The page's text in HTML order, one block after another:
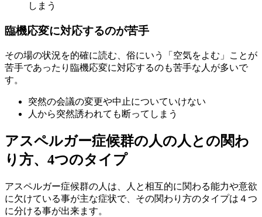
しまう
臨機応変に対応するのが苦手
その場の状況を的確に読む、俗にいう「空気をよむ」ことが
苦手であったり臨機応変に対応するのも苦手な人が多いで
す。
突然の会議の変更や中止についていけない
人から突然誘われても断ってしまう
アスペルガー症候群の人の人との関わ
り方、4つのタイプ
アスペルガー症候群の人は、人と相互的に関わる能力や意欲
に欠けている事が主な症状で、その関わり方のタイプは４つ
に分ける事が出来ます。